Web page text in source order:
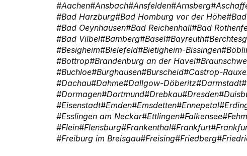
Aachen Ansbach Ansfelden Arnsberg
Bad Harzburg Bad Homburg vor der Höhe
Bad Oeynhausen Bad Reichenhall Bad
Bad Vilbel Bamberg Basel Bayreuth
Besigheim Bielefeld Bietigheim-Bissingen
Bottrop Brandenburg an der Havel
Buchloe Burghausen Burscheid Castrop-
Dachau Dahme Dallgow-Döberitz Darmstadt
Dormagen Dortmund Drebkau Dresden
Eisenstadt Emden Emsdetten Ennepetal
Esslingen am Neckar Ettlingen Falkensee
Flein Flensburg Frankenthal Frankfurt
Freiburg im Breisgau Freising Friedberg